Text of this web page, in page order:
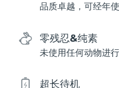
品质卓越，可经年
零残忍&纯素
未使用任何动物进
超长待机